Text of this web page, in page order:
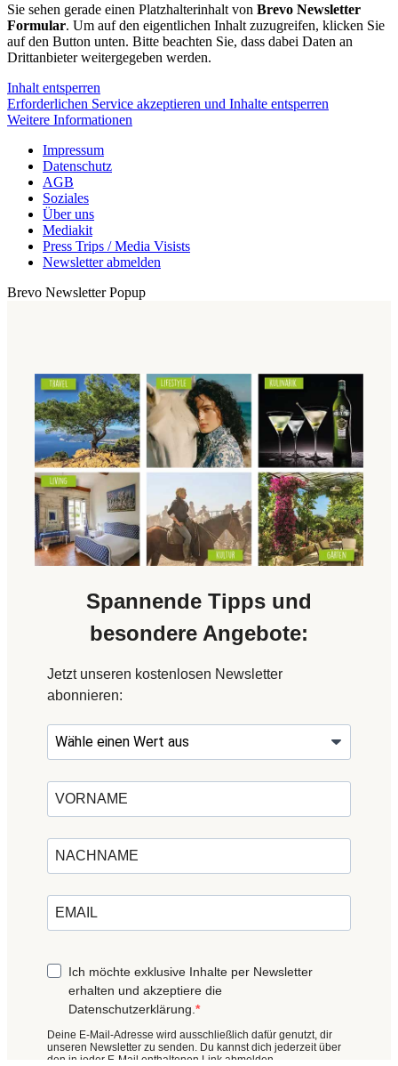
Sie sehen gerade einen Platzhalterinhalt von Brevo Newsletter
Formular. Um auf den eigentlichen Inhalt zuzugreifen, klicken Sie
auf den Button unten. Bitte beachten Sie, dass dabei Daten an
Drittanbieter weitergegeben werden.
Inhalt entsperren
Erforderlichen Service akzeptieren und Inhalte entsperren
Weitere Informationen
Impressum
Datenschutz
AGB
Soziales
Über uns
Mediakit
Press Trips / Media Visists
Newsletter abmelden
Brevo Newsletter Popup